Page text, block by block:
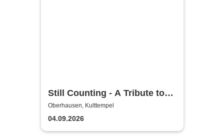
Still Counting - A Tribute to
Volbeat
Oberhausen, Kulttempel
04.09.2026